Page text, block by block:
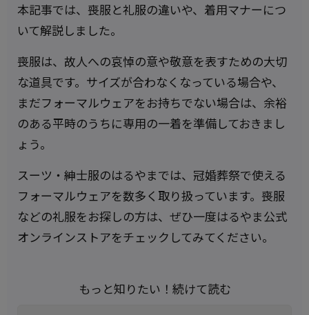
本記事では、喪服と礼服の違いや、着用マナーにつ
いて解説しました。
喪服は、故人への哀悼の意や敬意を表すための大切
な道具です。サイズが合わなくなっている場合や、
まだフォーマルウェアをお持ちでない場合は、余裕
のある平時のうちに専用の一着を準備しておきまし
ょう。
スーツ・紳士服のはるやまでは、冠婚葬祭で使える
フォーマルウェアを数多く取り扱っています。喪服
などの礼服をお探しの方は、ぜひ一度はるやま公式
オンラインストアをチェックしてみてください。
もっと知りたい！続けて読む